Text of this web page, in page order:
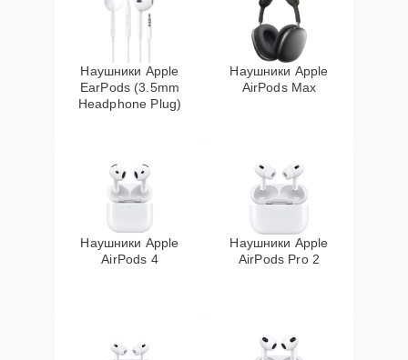
Наушники Apple
EarPods (3.5mm
Headphone Plug)
Наушники Apple
AirPods Max
Наушники Apple
AirPods 4
Наушники Apple
AirPods Pro 2